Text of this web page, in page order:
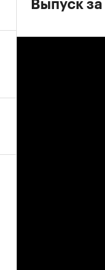
Выпуск